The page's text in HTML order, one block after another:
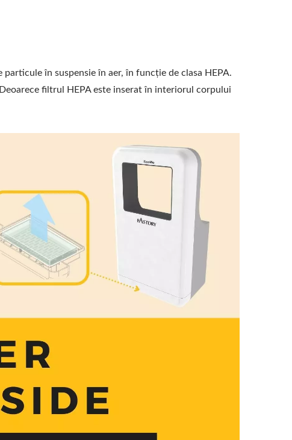
în suspensie în aer, în funcție de clasa HEPA.
filtrul HEPA este inserat în interiorul corpului